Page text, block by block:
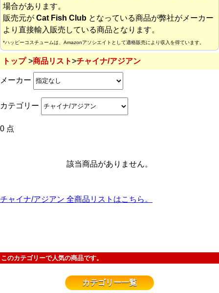
場合があります。
販売元が Cat Fish Club となっている商品が弊社がメーカー
より直接輸入販売している商品となります。
*ハッピーコスチュームは、Amazonアソシエイトとして適格販売により収入を得ています。
トップ 商品リスト チャイナ/アジアン
メーカー
カテゴリー
0 点
該当商品がありません。
チャイナ/アジアン 全商品リストはこちら。
このカテゴリーで人気の商品です。
カテゴリー一覧